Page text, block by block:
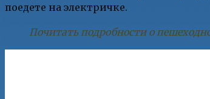
поедете на электричке.
Почитать подробности о